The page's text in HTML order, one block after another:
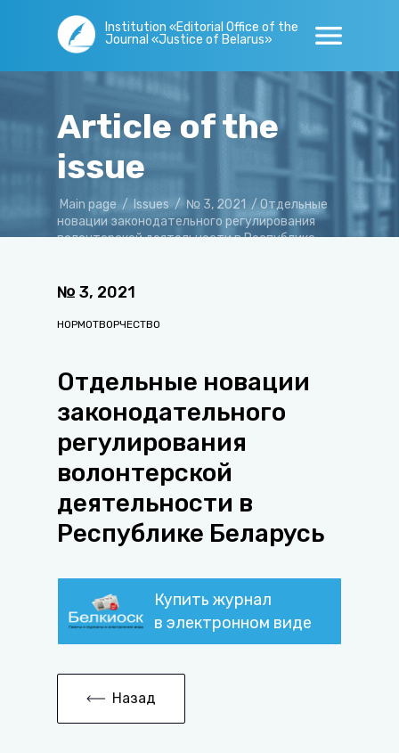
Institution «Editorial Office of the
Journal «Justice of Belarus»
Article of the
issue
Main page / Issues / № 3, 2021 / Отдельные
новации законодательного регулирования
волонтерской деятельности в Республике
№ 3, 2021
НОРМОТВОРЧЕСТВО
Отдельные новации
законодательного
регулирования
волонтерской
деятельности в
Республике Беларусь
Купить журнал
в электронном виде
Назад